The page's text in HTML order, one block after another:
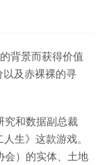
背景而获得价值
及赤裸裸的寻
究和数据副总裁
生》这款游戏。
会）的实体、土地